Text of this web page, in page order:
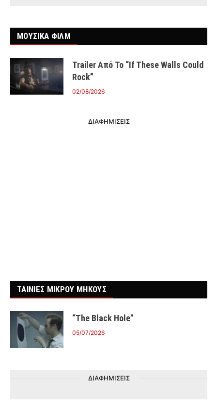
ΜΟΥΣΙΚΑ ΦΙΛΜ
Trailer Από Το “If These Walls Could
Rock”
02/08/2026
ΔΙΑΦΗΜΙΣΕΙΣ
ΤΑΙΝΙΕΣ ΜΙΚΡΟΥ ΜΗΚΟΥΣ
“The Black Hole”
05/07/2026
ΔΙΑΦΗΜΙΣΕΙΣ